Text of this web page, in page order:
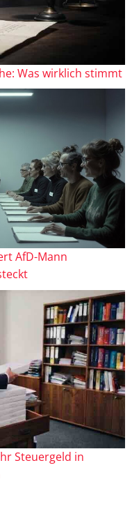
Was wirklich stimmt
AfD-Mann
Steuergeld in